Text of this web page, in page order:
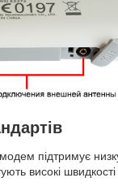
підтримує
високі